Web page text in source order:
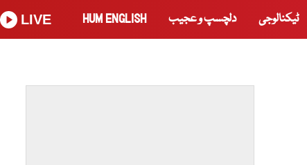
ٹیکنالوجی دلچسپ و عجیب HUM ENGLISH
LIVE